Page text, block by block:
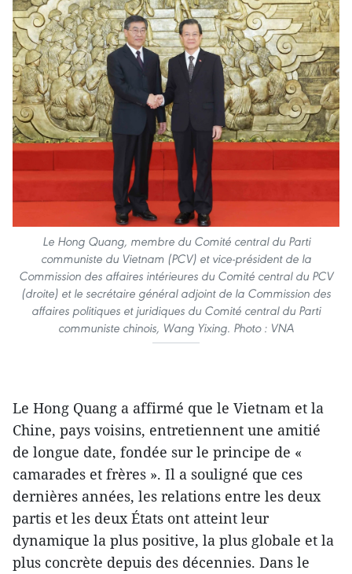
Le Hong Quang, membre du Comité central du Parti
communiste du Vietnam (PCV) et vice-président de la
Commission des affaires intérieures du Comité central du PCV
(droite) et le secrétaire général adjoint de la Commission des
affaires politiques et juridiques du Comité central du Parti
communiste chinois, Wang Yixing. Photo : VNA
Le Hong Quang a affirmé que le Vietnam et la
Chine, pays voisins, entretiennent une amitié
de longue date, fondée sur le principe de «
camarades et frères ». Il a souligné que ces
dernières années, les relations entre les deux
partis et les deux États ont atteint leur
dynamique la plus positive, la plus globale et la
plus concrète depuis des décennies. Dans le